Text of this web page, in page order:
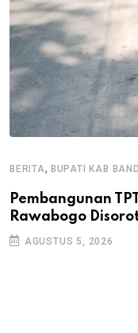
BERITA, BUPATI KAB
Pembangunan
Rawabogo
AGUSTUS 5, 2026